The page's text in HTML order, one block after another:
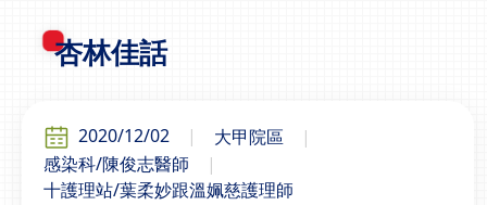
杏林佳話
2020/12/02
大甲院區
感染科/陳俊志醫師
十護理站/葉柔妙跟溫姵慈護理師